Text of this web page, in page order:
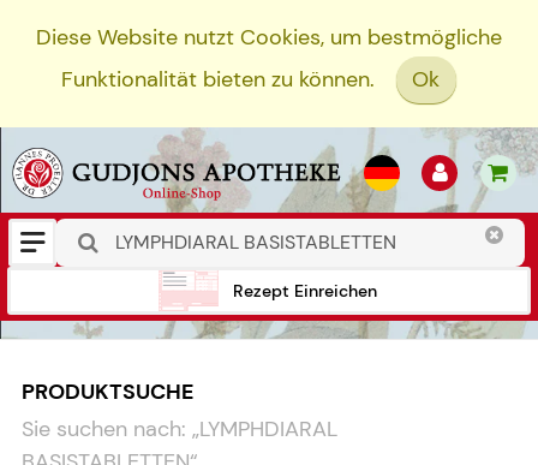
Diese Website nutzt Cookies, um bestmögliche
Funktionalität bieten zu können.
Ok
Rezept Einreichen
PRODUKTSUCHE
Sie suchen nach: „LYMPHDIARAL